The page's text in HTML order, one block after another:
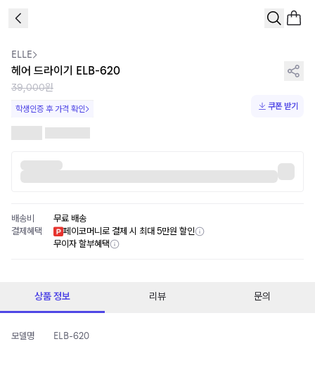
ELLE
헤어 드라이기 ELB-620
39,000원
학생인증 후 가격 확인 쿠폰 받기
배송비
무료 배송
결제혜택
페이코머니로 결제 시 최대 5만원 할인
무이자 할부혜택
상품 정보 리뷰 문의
모델명 ELB-620